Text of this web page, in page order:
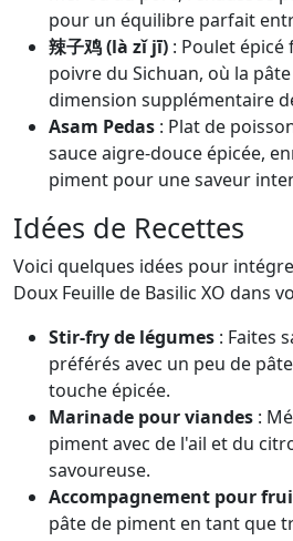
pour un équilibre parfait
辣子鸡 (là zǐ jī) : Poulet épicé
poivre du Sichuan, où la
dimension supplémentaire
Asam Pedas : Plat de
sauce aigre-douce épicée,
piment pour une saveur
Idées de Recettes
Voici quelques idées pour
Doux Feuille de Basilic XO dans
Stir-fry de légumes : Faites
préférés avec un peu de
touche épicée.
Marinade pour viandes :
piment avec de l'ail et du
savoureuse.
Accompagnement pour
pâte de piment en tant que